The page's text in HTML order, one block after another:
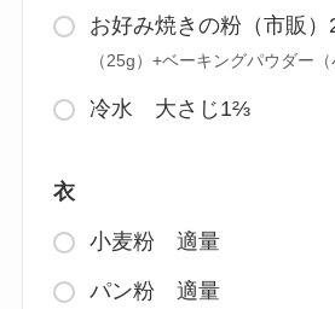
お好み焼きの粉（市販
（25g）+ベーキングパウダー
冷水 大さじ1⅔
衣
小麦粉 適量
パン粉 適量